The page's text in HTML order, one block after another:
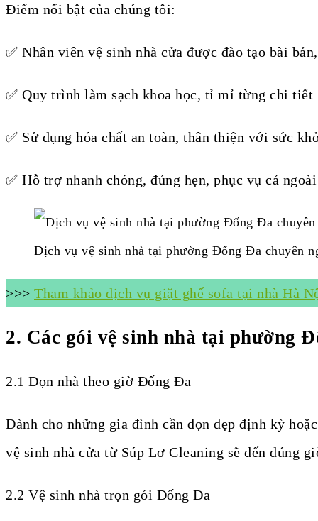
Điểm nổi bật của chúng tôi:
✅ Nhân viên vệ sinh nhà cửa được đào tạo bài
✅ Quy trình làm sạch khoa học, tỉ mỉ từng chi tiết
✅ Sử dụng hóa chất an toàn, thân thiện với sức
✅ Hỗ trợ nhanh chóng, đúng hẹn, phục vụ cả
Dịch vụ vệ sinh nhà tại phường Đống Đa chuyên
>>> Tham khảo dịch vụ giặt ghế sofa tại nhà Hà
2. Các gói vệ sinh nhà tại phường
2.1 Dọn nhà theo giờ Đống Đa
Dành cho những gia đình cần dọn dẹp định kỳ
vệ sinh nhà cửa từ Súp Lơ Cleaning sẽ đến đúng
2.2 Vệ sinh nhà trọn gói Đống Đa